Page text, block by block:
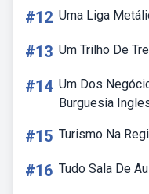
#12 Uma Liga
#13 Um Trilho De
#14 Um Dos
Burguesia
#15 Turismo Na
#16 Tudo Sala De